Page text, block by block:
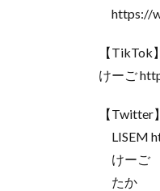
https://
【TikTok】
けーご
【Twitter】
LISEM
けーご
たか